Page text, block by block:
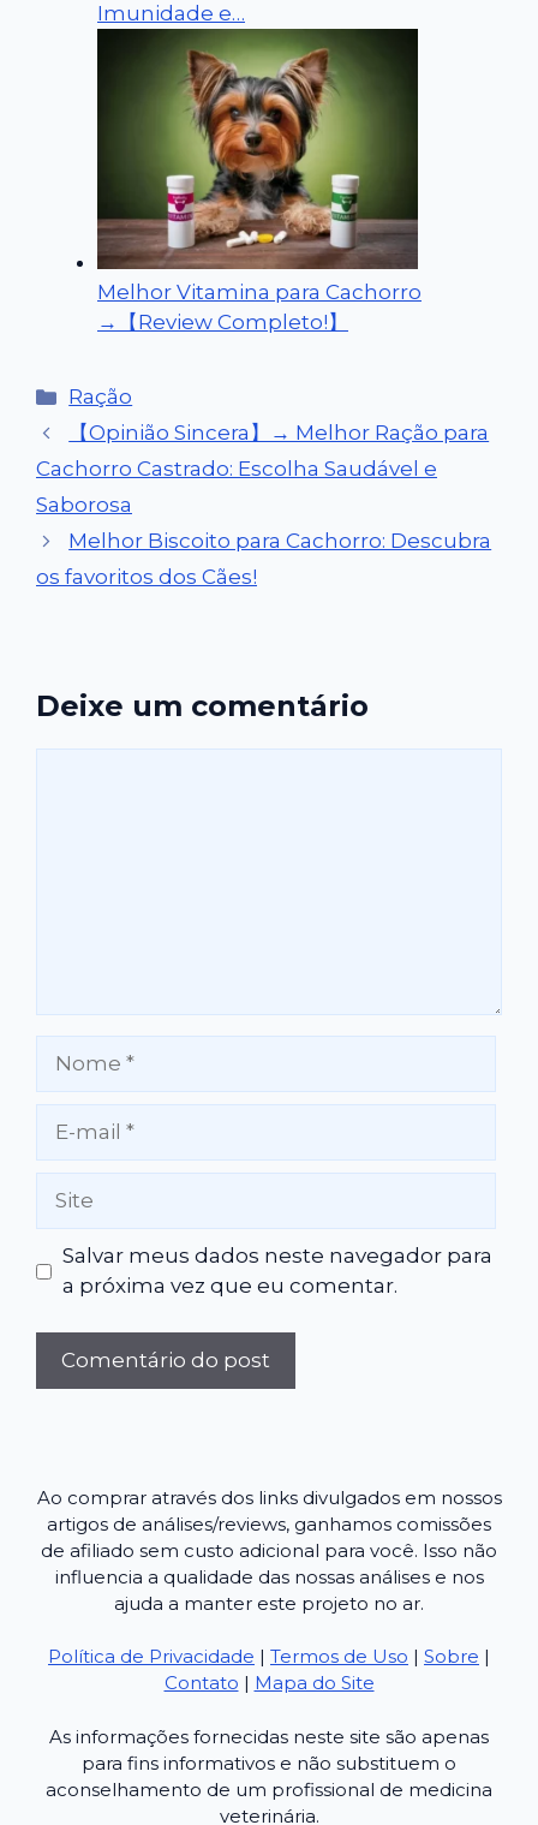
Imunidade e…
Melhor Vitamina para Cachorro
→【Review Completo!】
Categorias
Ração
【Opinião Sincera】→ Melhor Ração para
Cachorro Castrado: Escolha Saudável e
Saborosa
Melhor Biscoito para Cachorro: Descubra
os favoritos dos Cães!
Deixe um comentário
Site
Salvar meus dados neste navegador para
a próxima vez que eu comentar.
Ao comprar através dos links divulgados em nossos
artigos de análises/reviews, ganhamos comissões
de afiliado sem custo adicional para você. Isso não
influencia a qualidade das nossas análises e nos
ajuda a manter este projeto no ar.
Política de Privacidade | Termos de Uso | Sobre |
Contato | Mapa do Site
As informações fornecidas neste site são apenas
para fins informativos e não substituem o
aconselhamento de um profissional de medicina
veterinária.